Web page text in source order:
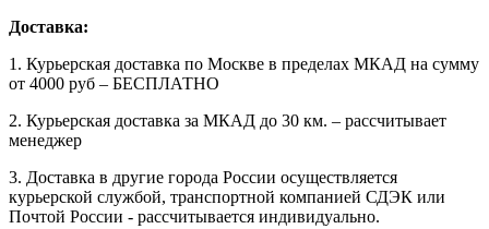
Доставка:
1. Курьерская доставка по Москве в пределах МКАД на сумму
от 4000 руб – БЕСПЛАТНО
2. Курьерская доставка за МКАД до 30 км. – рассчитывает
менеджер
3. Доставка в другие города России осуществляется
курьерской службой, транспортной компанией СДЭК или
Почтой России - рассчитывается индивидуально.